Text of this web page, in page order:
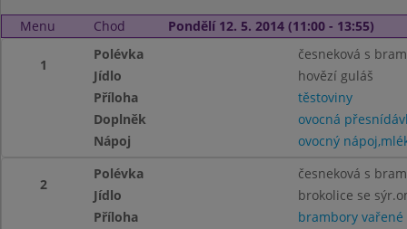
Menu Chod Pondělí 12. 5. 2014 (11:00 - 13:55)
1
Polévka
česneková s
Jídlo
hovězí guláš
Příloha
těstoviny
Doplněk
ovocná
Nápoj
ovocný
2
Polévka
česneková s
Jídlo
brokolice se
Příloha
brambory vařené